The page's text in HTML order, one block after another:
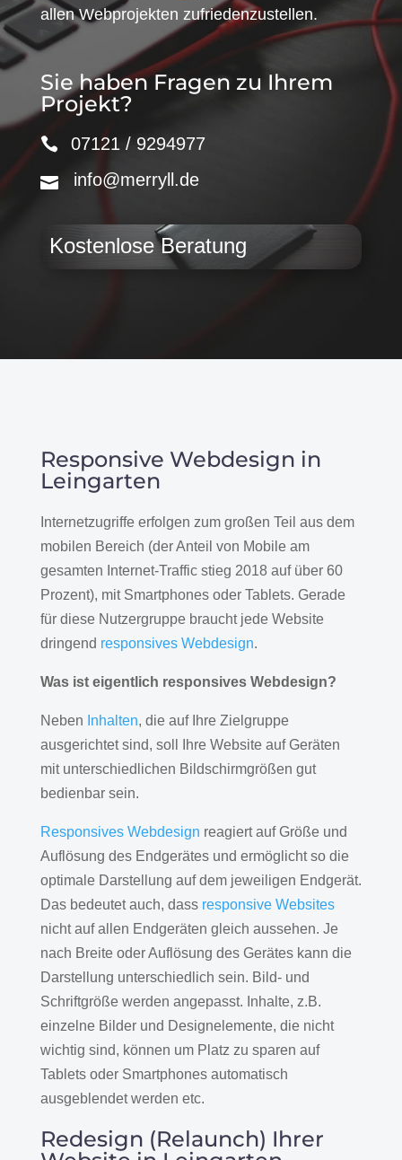
allen Webprojekten zufriedenzustellen.
Sie haben Fragen zu Ihrem
Projekt?
07121 / 9294977
info@merryll.de
Kostenlose Beratung
Responsive Webdesign in
Leingarten
Internetzugriffe erfolgen zum großen Teil aus dem
mobilen Bereich (der Anteil von Mobile am
gesamten Internet-Traffic stieg 2018 auf über 60
Prozent), mit Smartphones oder Tablets. Gerade
für diese Nutzergruppe braucht jede Website
dringend responsives Webdesign.
Was ist eigentlich responsives Webdesign?
Neben Inhalten, die auf Ihre Zielgruppe
ausgerichtet sind, soll Ihre Website auf Geräten
mit unterschiedlichen Bildschirmgrößen gut
bedienbar sein.
Responsives Webdesign reagiert auf Größe und
Auflösung des Endgerätes und ermöglicht so die
optimale Darstellung auf dem jeweiligen Endgerät.
Das bedeutet auch, dass responsive Websites
nicht auf allen Endgeräten gleich aussehen. Je
nach Breite oder Auflösung des Gerätes kann die
Darstellung unterschiedlich sein. Bild- und
Schriftgröße werden angepasst. Inhalte, z.B.
einzelne Bilder und Designelemente, die nicht
wichtig sind, können um Platz zu sparen auf
Tablets oder Smartphones automatisch
ausgeblendet werden etc.
Redesign (Relaunch) Ihrer